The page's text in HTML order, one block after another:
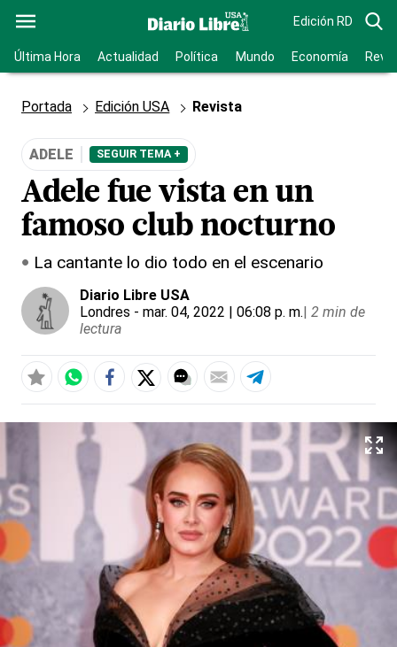
Edición RD
Última Hora Actualidad Política Mundo Economía
Portada Edición USA Revista
ADELE SEGUIR TEMA +
Adele fue vista en un
famoso club nocturno
La cantante lo dio todo en el escenario
Diario Libre USA
Londres - mar. 04, 2022 | 06:08 p. m.| 2 min de
lectura